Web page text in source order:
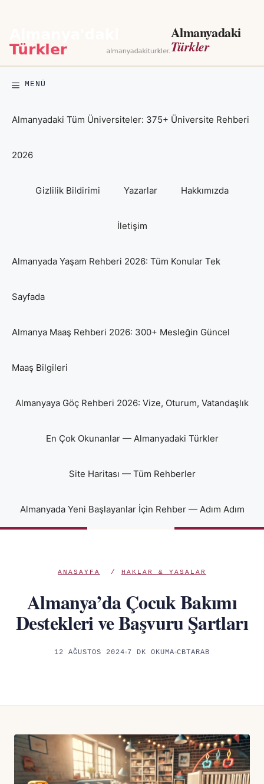
Almanyadaki
Türkler
MENÜ
Almanyadaki Tüm Üniversiteler: 375+ Üniversite Rehberi
2026
Gizlilik Bildirimi Yazarlar Hakkımızda
İletişim
Almanyada Yaşam Rehberi 2026: Tüm Konular Tek
Sayfada
Almanya Maaş Rehberi 2026: 300+ Mesleğin Güncel
Maaş Bilgileri
Almanyaya Göç Rehberi 2026: Vize, Oturum, Vatandaşlık
En Çok Okunanlar — Almanyadaki Türkler
Site Haritası — Tüm Rehberler
Almanyada Yeni Başlayanlar İçin Rehber — Adım Adım
ANASAYFA / HAKLAR & YASALAR
Almanya’da Çocuk Bakımı
Destekleri ve Başvuru Şartları
12 AĞUSTOS 2024 7 DK OKUMA CBTARAB